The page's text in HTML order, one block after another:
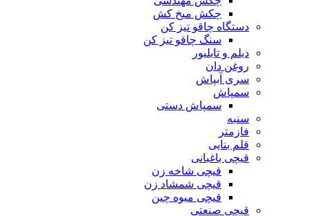
چکش میخ کش
دستگاه چاقو تیز کن
سنگ چاقو تیز کن
دیلم و تایلیور
روغن دان
سری آبپاش
سمپاش
سمپاش دستی
سنبه
فازمتر
قلم بنایی
قیچی باغبانی
قیچی شاخه زن
قیچی شمشاد زن
قیچی میوه چین
قیچی صنعتی